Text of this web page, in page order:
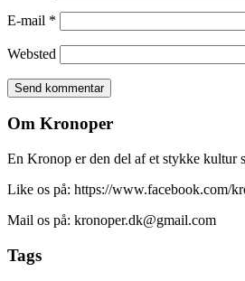
E-mail *
Websted
Om Kronoper
En Kronop er den del af et stykke kultur
Like os på: https://www.facebook.com/
Mail os på: kronoper.dk@gmail.com
Tags